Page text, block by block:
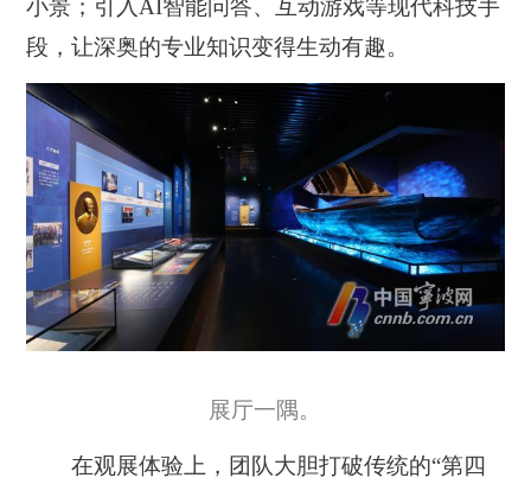
小景；引入AI智能问答、互动游戏等现代科技手
段，让深奥的专业知识变得生动有趣。
展厅一隅。
在观展体验上，团队大胆打破传统的“第四